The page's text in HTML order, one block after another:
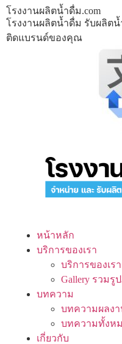
โรงงานผลิตน้ำดื่ม.com
โรงงานผลิตน้ำดื่ม รับผลิต
ติดแบรนด์ของคุณ
หน้าหลัก
บริการของเรา
บริการของเรา
Gallery รวมรู
บทความ
บทความผลง
บทความทั้งห
เกี่ยวกับ